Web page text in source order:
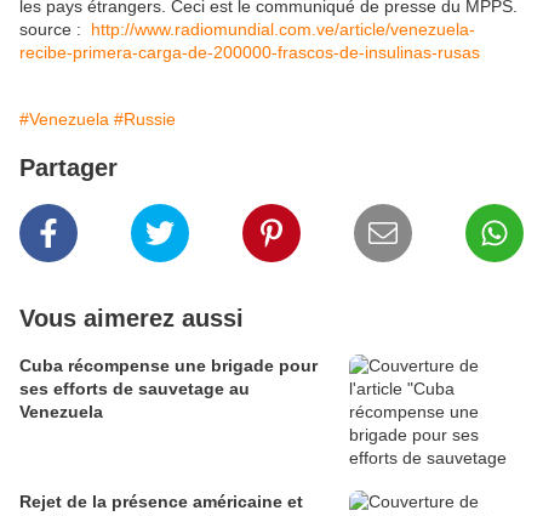
les pays étrangers. Ceci est le communiqué de presse du MPPS.
source : http://www.radiomundial.com.ve/article/venezuela-
recibe-primera-carga-de-200000-frascos-de-insulinas-rusas
#Venezuela #Russie
Partager
Vous aimerez aussi
Cuba récompense une brigade pour
ses efforts de sauvetage au
Venezuela
Rejet de la présence américaine et